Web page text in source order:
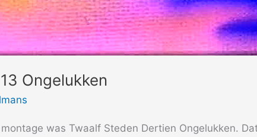
Ongelukken
was Twaalf Steden Dertien Ongelukken.